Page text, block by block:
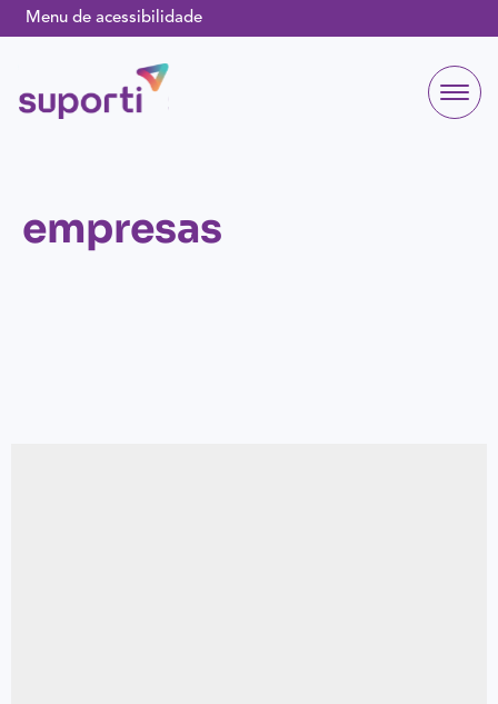
Menu de acessibilidade
empresas